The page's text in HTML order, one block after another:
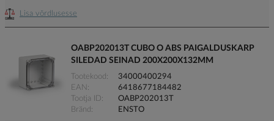
Lisa võrdlusesse
OABP202013T CUBO O ABS PAIGALDUSKARP
SILEDAD SEINAD 200X200X132MM
Tootekood
34000400294
EAN
6418677184482
Tootja ID
OABP202013T
Bränd
ENSTO